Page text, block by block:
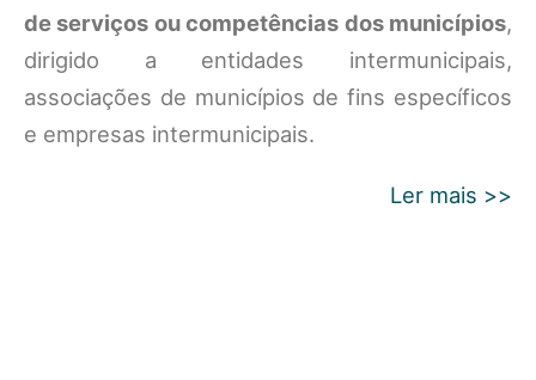
de serviços ou competências dos municípios,
dirigido a entidades intermunicipais,
associações de municípios de fins específicos
e empresas intermunicipais.
Ler mais >>